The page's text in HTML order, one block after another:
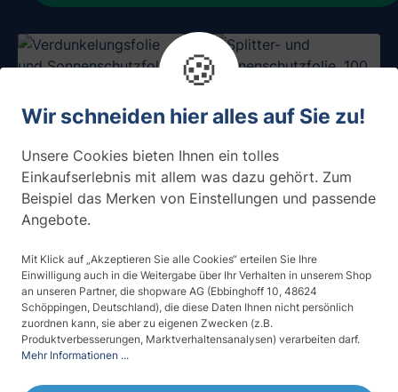
Verdunkelungsfolie
und
Sonnenschutzfolie,
silber verspiegelt
ab 63,84 € / m²
Splitter- und
Sonnenschutzfolie
125 µm, silber stark
verspiegelt
ab 47,20 € / m²
🍪
Wir schneiden hier alles auf Sie zu!
Unsere Cookies bieten Ihnen ein tolles
Einkaufserlebnis mit allem was dazu gehört. Zum
Beispiel das Merken von Einstellungen und passende
Angebote.
Mit Klick auf „Akzeptieren Sie alle Cookies“ erteilen Sie Ihre
Einwilligung auch in die Weitergabe über Ihr Verhalten in unserem Shop
an unseren Partner, die shopware AG (Ebbinghoff 10, 48624
Schöppingen, Deutschland), die diese Daten Ihnen nicht persönlich
zuordnen kann, sie aber zu eigenen Zwecken (z.B.
Produktverbesserungen, Marktverhaltensanalysen) verarbeiten darf.
Mehr Informationen ...